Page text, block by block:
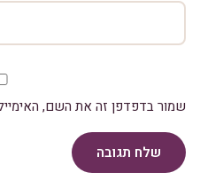
שמור בדפדפן זה את השם,
שלח תגובה